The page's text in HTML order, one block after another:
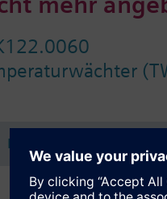
Dokumente